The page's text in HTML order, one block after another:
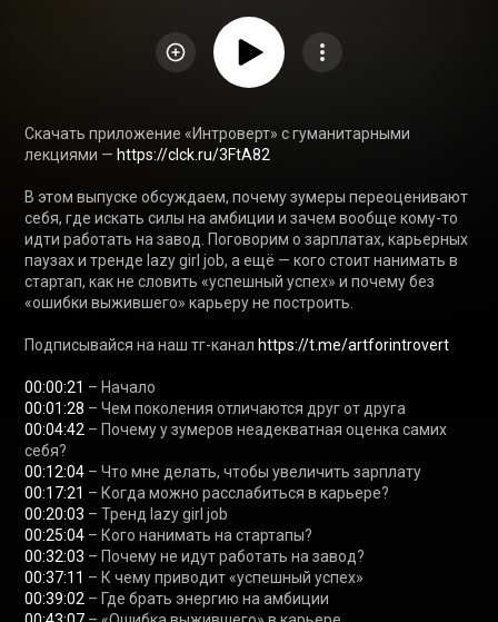
Скачать приложение «Интроверт» с гуманитарными
лекциями — https://clck.ru/3FtA82
В этом выпуске обсуждаем, почему зумеры переоценивают
себя, где искать силы на амбиции и зачем вообще кому-то
идти работать на завод. Поговорим о зарплатах, карьерных
паузах и тренде lazy girl job, а ещё — кого стоит нанимать в
стартап, как не словить «успешный успех» и почему без
«ошибки выжившего» карьеру не построить.
Подписывайся на наш тг-канал https://t.me/artforintrovert
00:00:21
00:01:28
00:04:42 – Почему у зумеров неадекватная оценка самих
00:12:04
00:17:21
00:20:03
00:25:04
00:32:03
00:37:11
00:39:02